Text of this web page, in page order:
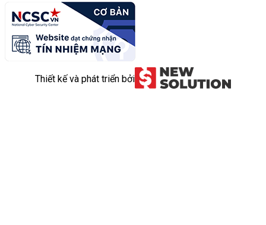
Thiết kế và phát triển bởi